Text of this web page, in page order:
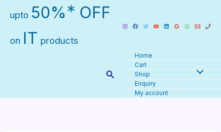
content
upto 50% ∗ OFF
on IT products
Search
Home
Cart
Shop
Enquiry
My account